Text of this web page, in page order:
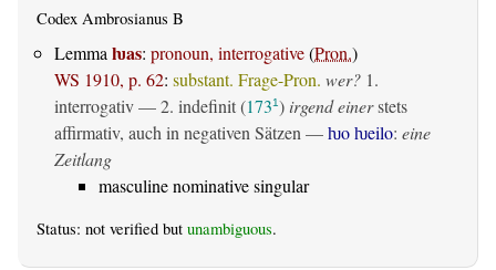
Codex Ambrosianus B
Lemma ƕas: pronoun, interrogative(Pron.)
WS 1910, p. 62: substant. Frage-Pron. wer? 1.
interrogativ— 2. indefinit(1731) irgend einerstets
affirmativ, auch in negativen Sätzen —ƕo ƕeilo: eine
Zeitlang
masculine nominative singular
Status: not verified but unambiguous.